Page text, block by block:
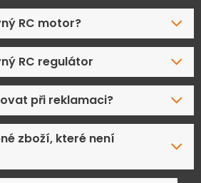
RC motor?
RC regulátor
při reklamaci?
zboží, které není